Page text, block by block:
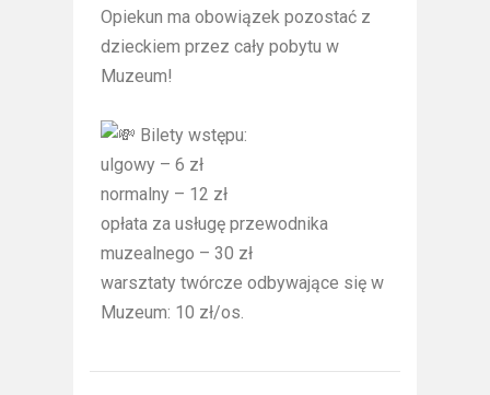
Opiekun ma obowiązek pozostać z
dzieckiem przez cały pobytu w
Muzeum!
Bilety wstępu:
ulgowy – 6 zł
normalny – 12 zł
opłata za usługę przewodnika
muzealnego – 30 zł
warsztaty twórcze odbywające się w
Muzeum: 10 zł/os.